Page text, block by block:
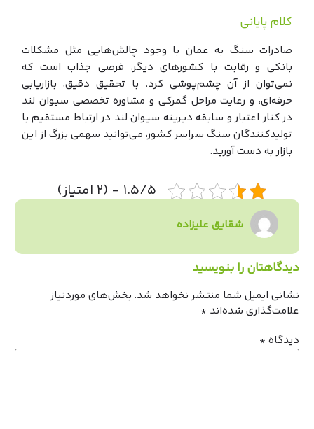
کلام پایانی
صادرات سنگ به عمان با وجود چالش‌هایی مثل مشکلات
بانکی و رقابت با کشورهای دیگر، فرصی جذاب است که
نمی‌توان از آن چشم‌پوشی کرد. با تحقیق دقیق، بازاریابی
حرفه‌ای، و رعایت مراحل گمرکی و مشاوره تخصصی سیوان لند
در کنار اعتبار و سابقه دیرینه سیوان لند در ارتباط مستقیم با
تولیدکنندگان سنگ سراسر کشور، می‌توانید سهمی بزرگ از این
بازار به دست آورید.
۱.۵/۵ - (۲ امتیاز)
شقایق علیزاده
دیدگاهتان را بنویسید
نشانی ایمیل شما منتشر نخواهد شد. بخش‌های موردنیاز
علامت‌گذاری شده‌اند *
دیدگاه *